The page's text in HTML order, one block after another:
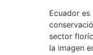
Ecuador
sector
la imagen